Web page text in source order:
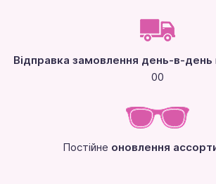
Відправка замовлення день-в-день
00
Постійне оновлення